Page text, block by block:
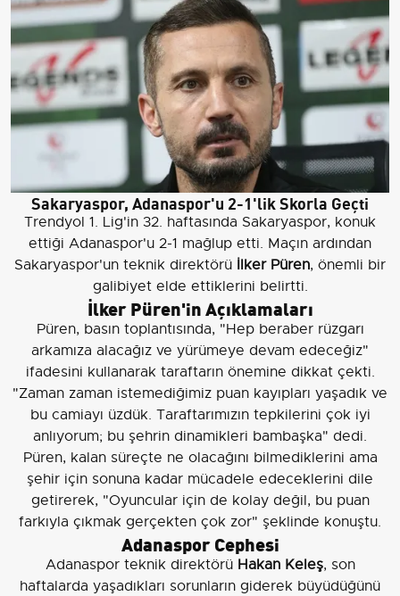
Sakaryaspor, Adanaspor'u 2-1'lik Skorla Geçti
Trendyol 1. Lig'in 32. haftasında Sakaryaspor, konuk
ettiği Adanaspor'u 2-1 mağlup etti. Maçın ardından
Sakaryaspor'un teknik direktörü İlker Püren, önemli bir
galibiyet elde ettiklerini belirtti.
İlker Püren'in Açıklamaları
Püren, basın toplantısında, "Hep beraber rüzgarı
arkamıza alacağız ve yürümeye devam edeceğiz"
ifadesini kullanarak taraftarın önemine dikkat çekti.
"Zaman zaman istemediğimiz puan kayıpları yaşadık ve
bu camiayı üzdük. Taraftarımızın tepkilerini çok iyi
anlıyorum; bu şehrin dinamikleri bambaşka" dedi.
Püren, kalan süreçte ne olacağını bilmediklerini ama
şehir için sonuna kadar mücadele edeceklerini dile
getirerek, "Oyuncular için de kolay değil, bu puan
farkıyla çıkmak gerçekten çok zor" şeklinde konuştu.
Adanaspor Cephesi
Adanaspor teknik direktörü Hakan Keleş, son
haftalarda yaşadıkları sorunların giderek büyüdüğünü